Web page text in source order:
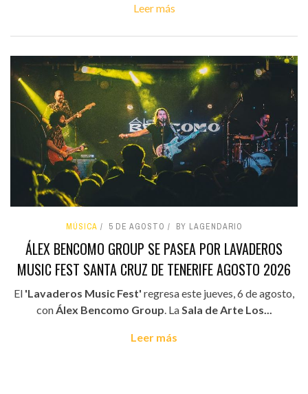
Leer más
MÚSICA 5 DE AGOSTO BY LAGENDARIO
ÁLEX BENCOMO GROUP SE PASEA POR LAVADEROS
MUSIC FEST SANTA CRUZ DE TENERIFE AGOSTO 2026
El 'Lavaderos Music Fest' regresa este jueves, 6 de agosto,
conÁlex Bencomo Group. LaSala de Arte Los...
Leer más